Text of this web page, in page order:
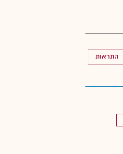
התראות